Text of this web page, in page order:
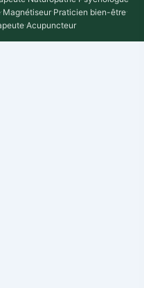
·Magnétiseur·Praticien bien-être·
·Acupuncteur